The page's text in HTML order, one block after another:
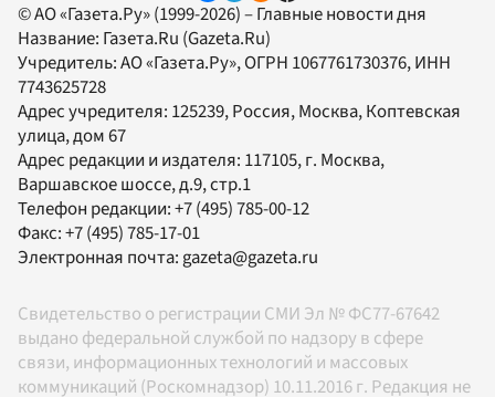
© АО «Газета.Ру» (1999-2026) – Главные новости дня
Название: Газета.Ru (Gazeta.Ru)
Учредитель:АО «Газета.Ру», ОГРН 1067761730376, ИНН
7743625728
Адрес учредителя: 125239, Россия, Москва, Коптевская
улица, дом 67
Адрес редакции и издателя: 117105, г. Москва,
Варшавское шоссе, д.9, стр.1
Телефон редакции:+7 (495) 785-00-12
Факс:+7 (495) 785-17-01
Электронная почта:gazeta@gazeta.ru
Свидетельство о регистрации СМИ Эл № ФС77-67642
выдано федеральной службой по надзору в сфере
связи, информационных технологий и массовых
коммуникаций (Роскомнадзор) 10.11.2016 г. Редакция не